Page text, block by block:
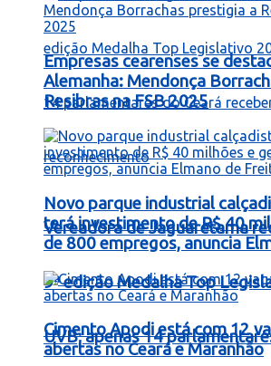
Vereadora de Jaguaretama
9ª edição Medalha Top
UVB; apenas 14
Empresas cearenses se
Alemanha: Mendonça
Resibras na FSB 2025
Novo parque industrial
terá investimento de R$ 40
de 800 empregos, anuncia
Cimento Apodi está com 12
abertas no Ceará e Maranhão